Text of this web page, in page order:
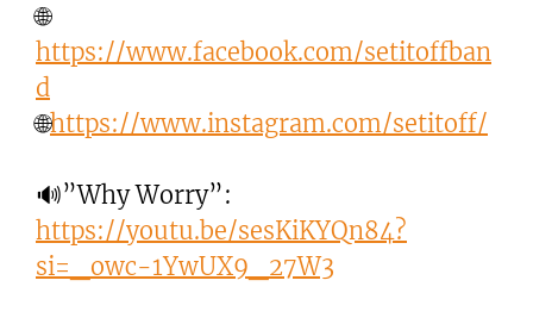
🌐
https://www.facebook.com/setitoffban
d
🌐https://www.instagram.com/setitoff/
🔊”Why Worry”:
https://youtu.be/sesKiKYQn84?
si=_owc-1YwUX9_27W3